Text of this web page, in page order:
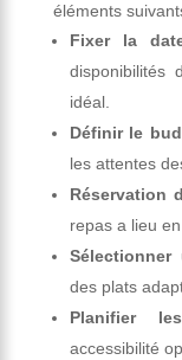
éléments
Fixer la
disponibilités
idéal.
Définir le
les attentes
Réservation
repas a lieu
Sélectionner
des plats
Planifier
accessibilité